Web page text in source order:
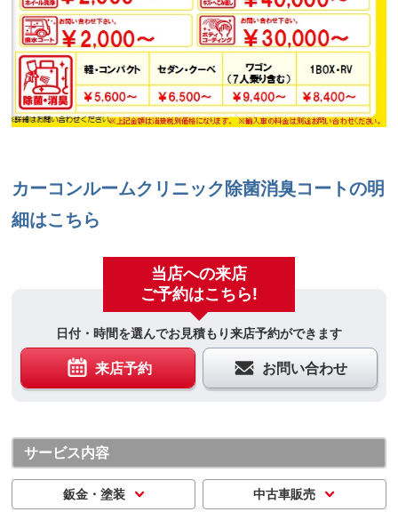
カーコンルームクリニック除菌消臭コートの明
細はこちら
当店への来店
ご予約はこちら!
日付・時間を選んでお見積もり来店予約ができます
来店予約 お問い合わせ
サービス内容
鈑金・塗装 中古車販売